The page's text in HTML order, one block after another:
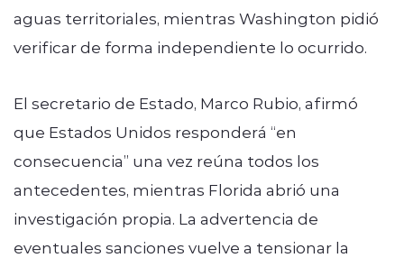
aguas territoriales, mientras Washington pidió
verificar de forma independiente lo ocurrido.
El secretario de Estado, Marco Rubio, afirmó
que Estados Unidos responderá “en
consecuencia” una vez reúna todos los
antecedentes, mientras Florida abrió una
investigación propia. La advertencia de
eventuales sanciones vuelve a tensionar la